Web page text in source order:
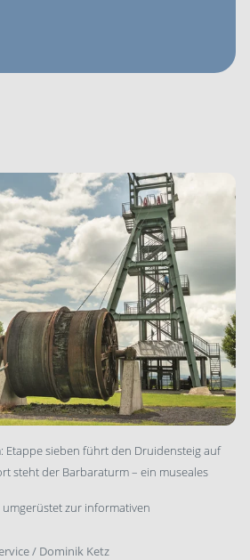
Etappe sieben führt den Druidensteig auf
steht der Barbaraturm – ein museales
zur informativen
/ Dominik Ketz